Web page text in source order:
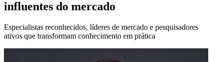
influentes do mercado
Especialistas reconhecidos, líderes de mercado e pesquisadores
ativos que transformam conhecimento em prática